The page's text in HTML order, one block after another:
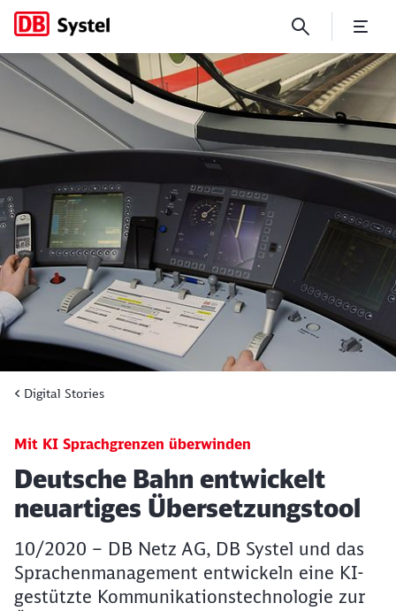
Deutsche Bahn entwickelt
Digital Stories
Mit KI Sprachgrenzen überwinden
Artikel:
Deutsche Bahn entwickelt
neuartiges Übersetzungstool
10/2020 – DB Netz AG, DB Systel und das
Sprachenmanagement entwickeln eine KI-
gestützte Kommunikationstechnologie zur